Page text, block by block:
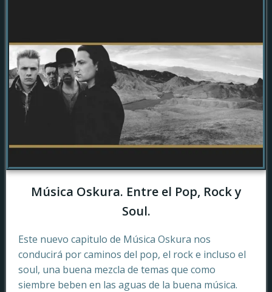
Música Oskura. Entre el Pop, Rock y
Soul.
Este nuevo capitulo de Música Oskura nos
conducirá por caminos del pop, el rock e incluso el
soul, una buena mezcla de temas que como
siembre beben en las aguas de la buena música.